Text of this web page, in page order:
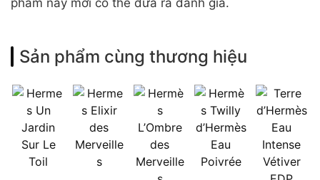
phẩm này mới có thể đưa ra đánh giá.
Sản phẩm cùng thương hiệu